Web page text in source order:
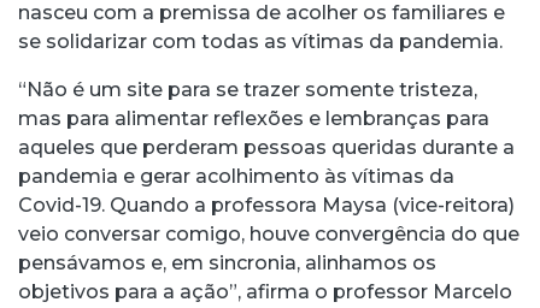
nasceu com a premissa de acolher os familiares e
se solidarizar com todas as vítimas da pandemia.
“Não é um site para se trazer somente tristeza,
mas para alimentar reflexões e lembranças para
aqueles que perderam pessoas queridas durante a
pandemia e gerar acolhimento às vítimas da
Covid-19. Quando a professora Maysa (vice-reitora)
veio conversar comigo, houve convergência do que
pensávamos e, em sincronia, alinhamos os
objetivos para a ação”, afirma o professor Marcelo